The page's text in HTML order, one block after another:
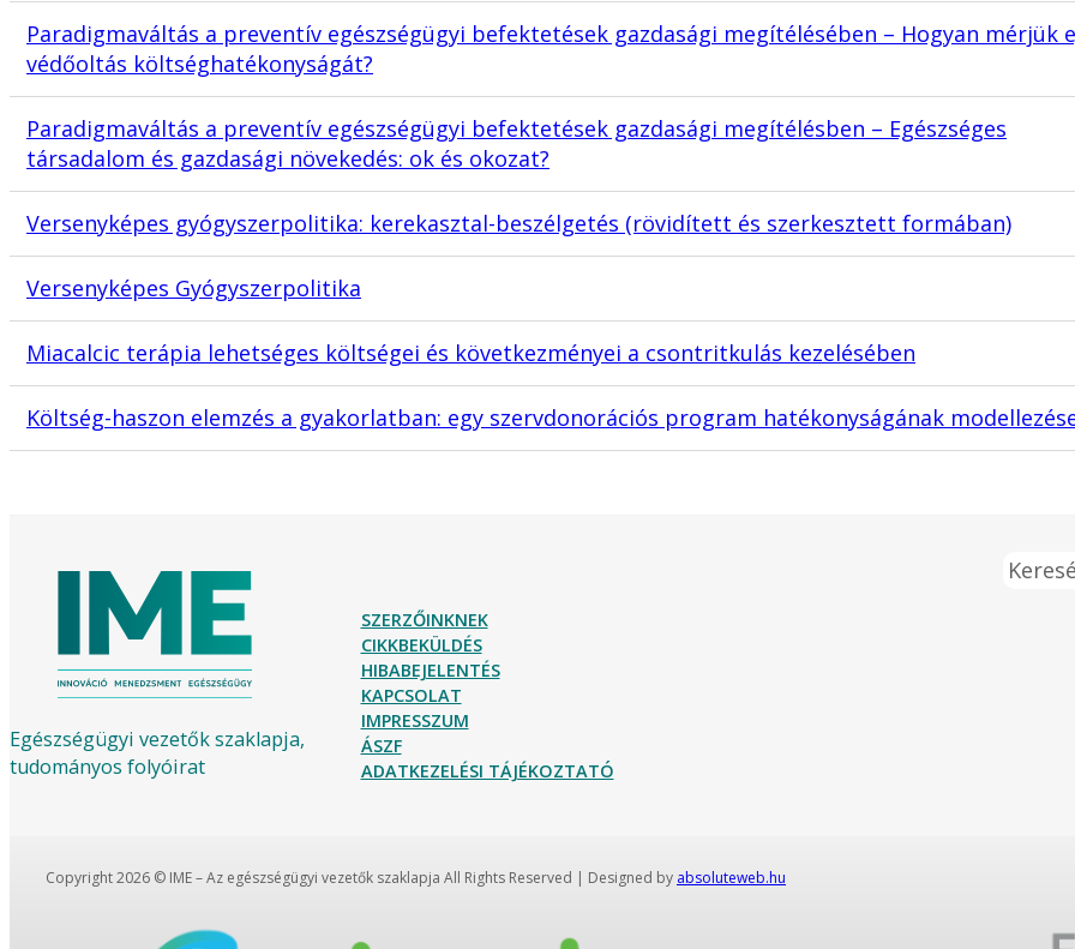
Paradigmaváltás a preventív egészségügyi befektetések gazdasági megítélésében – Hogyan mérjük
védőoltás költséghatékonyságát?
Paradigmaváltás a preventív egészségügyi befektetések gazdasági megítélésben – Egészséges
társadalom és gazdasági növekedés: ok és okozat?
Versenyképes gyógyszerpolitika: kerekasztal-beszélgetés (rövidített és szerkesztett formában)
Versenyképes Gyógyszerpolitika
Miacalcic terápia lehetséges költségei és következményei a csontritkulás kezelésében
Költség-haszon elemzés a gyakorlatban: egy szervdonorációs program hatékonyságának
Egészségügyi vezetők szaklapja,
tudományos folyóirat
Keresés
SZERZŐINKNEK
CIKKBEKÜLDÉS
HIBABEJELENTÉS
KAPCSOLAT
IMPRESSZUM
ÁSZF
ADATKEZELÉSI TÁJÉKOZTATÓ
Copyright 2026 © IME – Az egészségügyi vezetők szaklapja All Rights Reserved | Designed by absoluteweb.hu